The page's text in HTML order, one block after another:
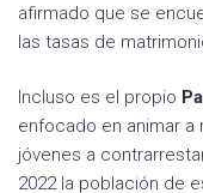
afirmado que se
las tasas de
Incluso es el propio
enfocado en animar a
jóvenes a
2022 la población de